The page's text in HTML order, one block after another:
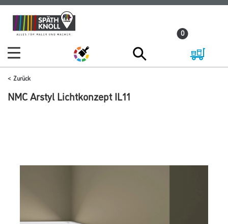
Zum
Inhalt
Zum
Navigationsmenü
0
Zurück
NMC Arstyl Lichtkonzept IL11